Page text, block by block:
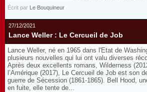
Écrit par Le Bouquineur
27/12/2021
Lance Weller : Le Cercueil de Job
Lance Weller, né en 1965 dans l'Etat de
plusieurs nouvelles qui lui ont valu diverses
Après deux excellents romans, Wilderness
l’Amérique (2017), Le Cercueil de Job est son
guerre de Sécession (1861-1865). Bell Hood,
en fuite, elle tente de...